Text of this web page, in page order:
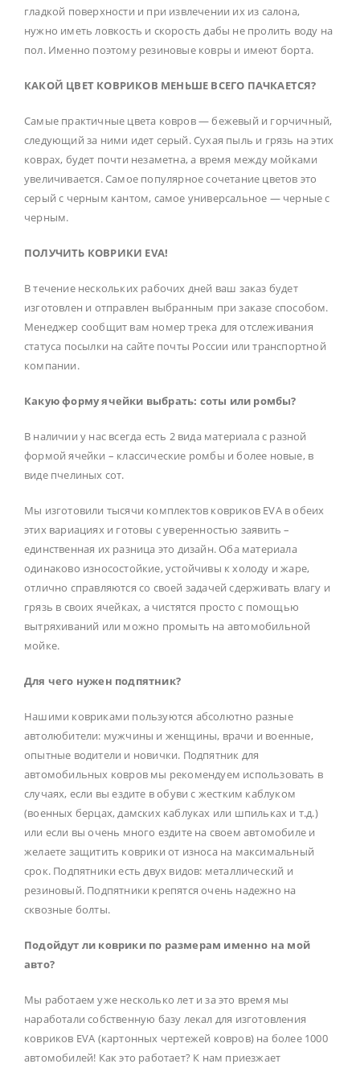
гладкой поверхности и при извлечении их из салона,
нужно иметь ловкость и скорость дабы не пролить воду на
пол. Именно поэтому резиновые ковры и имеют борта.
КАКОЙ ЦВЕТ КОВРИКОВ МЕНЬШЕ ВСЕГО ПАЧКАЕТСЯ?
Самые практичные цвета ковров — бежевый и горчичный,
следующий за ними идет серый. Сухая пыль и грязь на этих
коврах, будет почти незаметна, а время между мойками
увеличивается. Самое популярное сочетание цветов это
серый с черным кантом, самое универсальное — черные с
черным.
ПОЛУЧИТЬ КОВРИКИ EVA!
В течение нескольких рабочих дней ваш заказ будет
изготовлен и отправлен выбранным при заказе способом.
Менеджер сообщит вам номер трека для отслеживания
статуса посылки на сайте почты России или транспортной
компании.
Какую форму ячейки выбрать: соты или ромбы?
В наличии у нас всегда есть 2 вида материала с разной
формой ячейки – классические ромбы и более новые, в
виде пчелиных сот.
Мы изготовили тысячи комплектов ковриков EVA в обеих
этих вариациях и готовы с уверенностью заявить –
единственная их разница это дизайн. Оба материала
одинаково износостойкие, устойчивы к холоду и жаре,
отлично справляются со своей задачей сдерживать влагу и
грязь в своих ячейках, а чистятся просто с помощью
вытряхиваний или можно промыть на автомобильной
мойке.
Для чего нужен подпятник?
Нашими ковриками пользуются абсолютно разные
автолюбители: мужчины и женщины, врачи и военные,
опытные водители и новички. Подпятник для
автомобильных ковров мы рекомендуем использовать в
случаях, если вы ездите в обуви с жестким каблуком
(военных берцах, дамских каблуках или шпильках и т.д.)
или если вы очень много ездите на своем автомобиле и
желаете защитить коврики от износа на максимальный
срок. Подпятники есть двух видов: металлический и
резиновый. Подпятники крепятся очень надежно на
сквозные болты.
Подойдут ли коврики по размерам именно на мой
авто?
Мы работаем уже несколько лет и за это время мы
наработали собственную базу лекал для изготовления
ковриков EVA (картонных чертежей ковров) на более 1000
автомобилей! Как это работает? К нам приезжает